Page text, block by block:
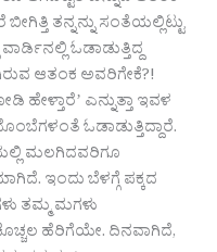
ತನ್ನನ್ನು ಸಂತೆಯಲ್ಲಿಟ್ಟು
ಓಡಾಡುತ್ತಿದ್ದ
ಆತಂಕ ಅವರಿಗೇಕೆ?!
ಹೇಳ್ತಾರೆʼ ಎನ್ನುತ್ತಾ ಇವಳ
ಓಡಾಡುತ್ತಿದ್ದಾರೆ.
ಮಲಗಿದವರಿಗೂ
ಇಂದು ಬೆಳಗ್ಗೆ ಪಕ್ಕದ
ತಮ್ಮ ಮಗಳು
ಹೆರಿಗೆಯೇ. ದಿನವಾಗಿದೆ,